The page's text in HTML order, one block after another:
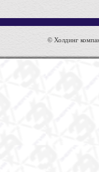
© Холдинг